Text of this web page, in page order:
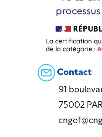
Contact
91
75002